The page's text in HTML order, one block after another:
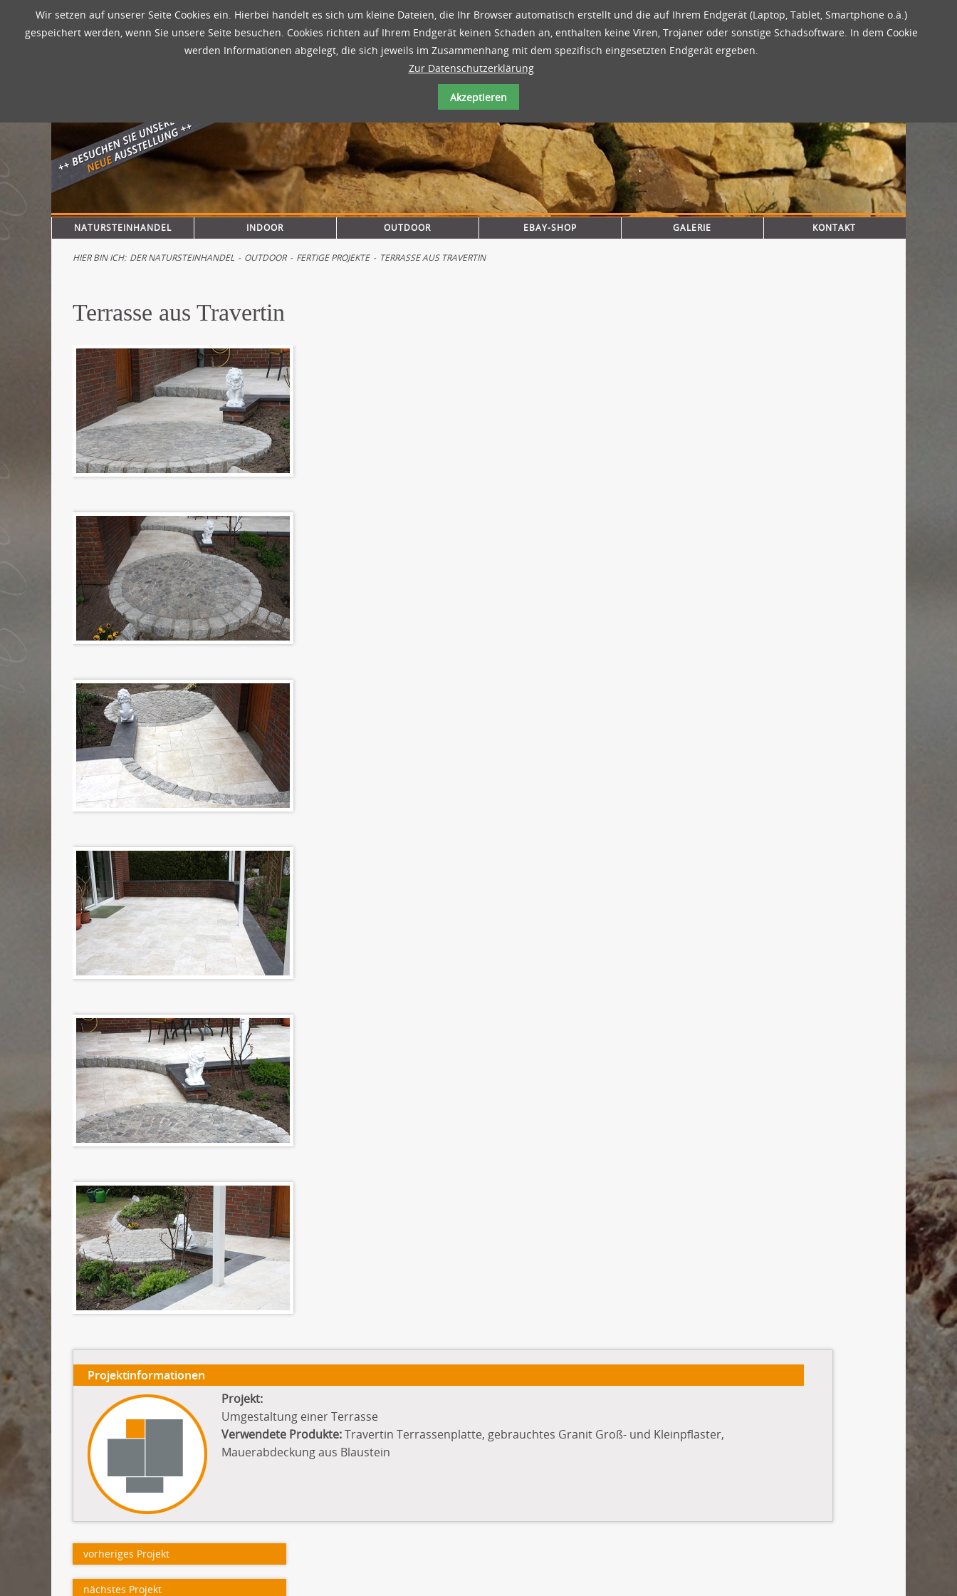
Navigation
überspringen
NATURSTEINHANDEL INDOOR OUTDOOR EBAY-SHOP GALERIE KONTAKT
HIER BIN ICH: DER NATURSTEINHANDEL - OUTDOOR - FERTIGE PROJEKTE - TERRASSE AUS TRAVERTIN
Terrasse aus Travertin
Projektinformationen
Projekt:
Umgestaltung einer Terrasse
Verwendete Produkte:Travertin Terrassenplatte, gebrauchtes Granit Groß- und Kleinpflaster,
Mauerabdeckung aus Blaustein
vorheriges Projekt
nächstes Projekt
Wir setzen auf unserer Seite Cookies ein. Hierbei handelt es sich um kleine Dateien, die Ihr Browser automatisch erstellt und die auf Ihrem Endgerät (Laptop, Tablet, Smartphone o.ä.)
gespeichert werden, wenn Sie unsere Seite besuchen. Cookies richten auf Ihrem Endgerät keinen Schaden an, enthalten keine Viren, Trojaner oder sonstige Schadsoftware. In dem Cookie
werden Informationen abgelegt, die sich jeweils im Zusammenhang mit dem spezifisch eingesetzten Endgerät ergeben.
Zur Datenschutzerklärung
Akzeptieren